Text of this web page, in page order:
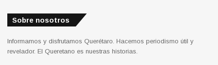
Sobre nosotros
Informamos y disfrutamos Querétaro. Hacemos periodismo útil y
revelador. El Queretano es nuestras historias.